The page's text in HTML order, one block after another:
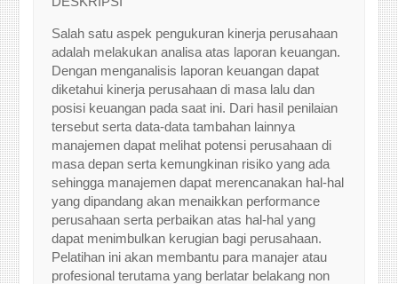
Salah satu aspek pengukuran kinerja perusahaan
adalah melakukan analisa atas laporan keuangan.
Dengan menganalisis laporan keuangan dapat
diketahui kinerja perusahaan di masa lalu dan
posisi keuangan pada saat ini. Dari hasil penilaian
tersebut serta data-data tambahan lainnya
manajemen dapat melihat potensi perusahaan di
masa depan serta kemungkinan risiko yang ada
sehingga manajemen dapat merencanakan hal-hal
yang dipandang akan menaikkan performance
perusahaan serta perbaikan atas hal-hal yang
dapat menimbulkan kerugian bagi perusahaan.
Pelatihan ini akan membantu para manajer atau
profesional terutama yang berlatar belakang non